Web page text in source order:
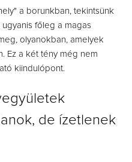
a borunkban, tekintsünk
főleg a magas
olyanokban, amelyek
Ez a két tény még nem
kiindulópont.
de ízetlenek